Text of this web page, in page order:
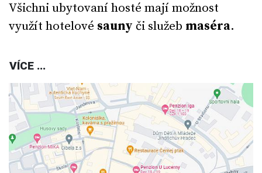
Všichni ubytovaní hosté mají možnost
využít hotelové sauny či služeb maséra.
VÍCE ...